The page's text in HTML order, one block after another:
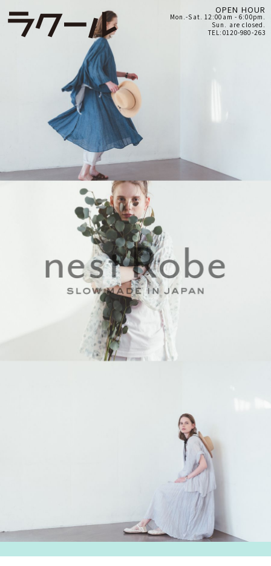
OPEN HOUR
Mon.-Sat. 12:00am - 6:00pm.
Sun. are closed.
TEL:0120-980-263